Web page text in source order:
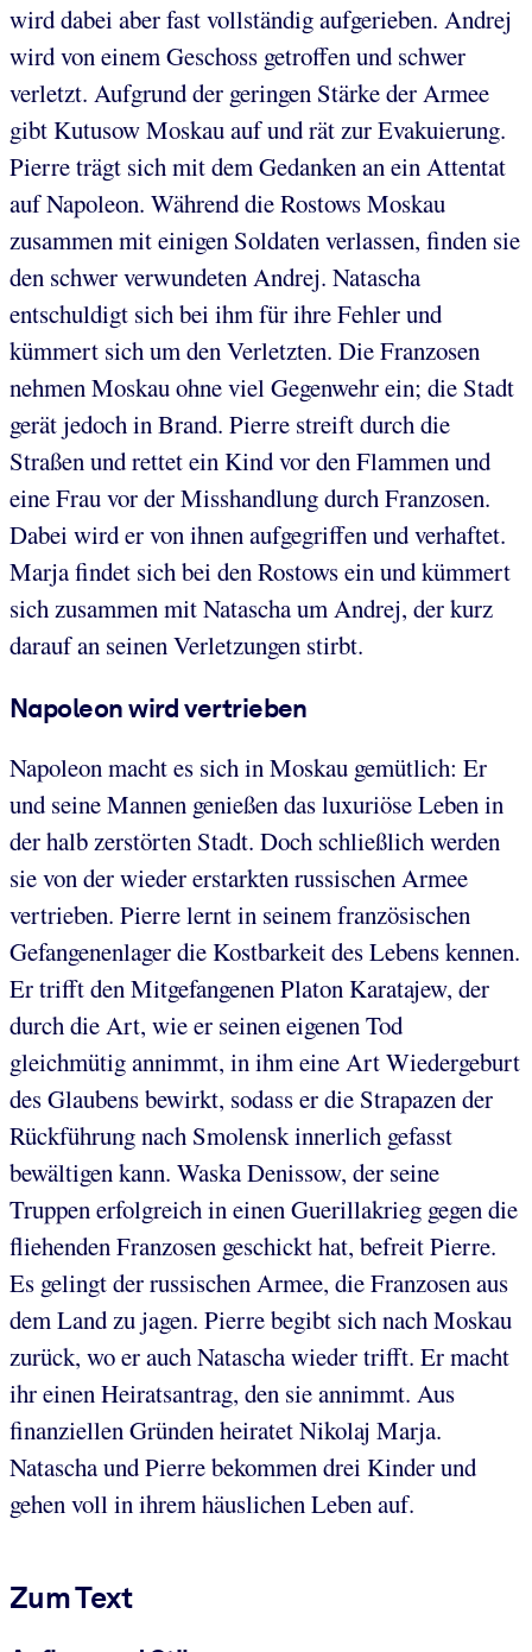
wird dabei aber fast vollständig aufgerieben. Andrej
wird von einem Geschoss getroffen und schwer
verletzt. Aufgrund der geringen Stärke der Armee
gibt Kutusow Moskau auf und rät zur Evakuierung.
Pierre trägt sich mit dem Gedanken an ein Attentat
auf Napoleon. Während die Rostows Moskau
zusammen mit einigen Soldaten verlassen, finden sie
den schwer verwundeten Andrej. Natascha
entschuldigt sich bei ihm für ihre Fehler und
kümmert sich um den Verletzten. Die Franzosen
nehmen Moskau ohne viel Gegenwehr ein; die Stadt
gerät jedoch in Brand. Pierre streift durch die
Straßen und rettet ein Kind vor den Flammen und
eine Frau vor der Misshandlung durch Franzosen.
Dabei wird er von ihnen aufgegriffen und verhaftet.
Marja findet sich bei den Rostows ein und kümmert
sich zusammen mit Natascha um Andrej, der kurz
darauf an seinen Verletzungen stirbt.
Napoleon wird vertrieben
Napoleon macht es sich in Moskau gemütlich: Er
und seine Mannen genießen das luxuriöse Leben in
der halb zerstörten Stadt. Doch schließlich werden
sie von der wieder erstarkten russischen Armee
vertrieben. Pierre lernt in seinem französischen
Gefangenenlager die Kostbarkeit des Lebens kennen.
Er trifft den Mitgefangenen Platon Karatajew, der
durch die Art, wie er seinen eigenen Tod
gleichmütig annimmt, in ihm eine Art Wiedergeburt
des Glaubens bewirkt, sodass er die Strapazen der
Rückführung nach Smolensk innerlich gefasst
bewältigen kann. Waska Denissow, der seine
Truppen erfolgreich in einen Guerillakrieg gegen die
fliehenden Franzosen geschickt hat, befreit Pierre.
Es gelingt der russischen Armee, die Franzosen aus
dem Land zu jagen. Pierre begibt sich nach Moskau
zurück, wo er auch Natascha wieder trifft. Er macht
ihr einen Heiratsantrag, den sie annimmt. Aus
finanziellen Gründen heiratet Nikolaj Marja.
Natascha und Pierre bekommen drei Kinder und
gehen voll in ihrem häuslichen Leben auf.
Zum Text